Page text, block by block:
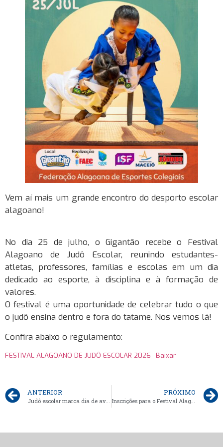
Vem aí mais um grande encontro do desporto escolar
alagoano!
No dia 25 de julho, o Gigantão recebe o Festival
Alagoano de Judô Escolar, reunindo estudantes-
atletas, professores, famílias e escolas em um dia
dedicado ao esporte, à disciplina e à formação de
valores.
O festival é uma oportunidade de celebrar tudo o que
o judô ensina dentro e fora do tatame. Nos vemos lá!
Confira abaixo o regulamento:
FESTIVAL ALAGOANO DE JUDÔ ESCOLAR 2026 Baixar
ANTERIOR
Judô escolar marca dia de avaliações e integração no Colégio Montessori
PRÓXIMO
Inscrições para o Festival Alagoano de Judô Escolar estão abertas; modalidade alia disciplina, respeito e desenvolvimento dos estudantes